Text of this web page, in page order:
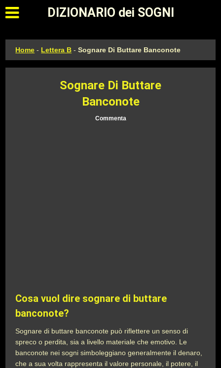
Apri il menu principale
DIZIONARIO dei SOGNI
Home - Lettera B -Sognare Di Buttare Banconote
Sognare Di Buttare
Banconote
Commenta
Cosa vuol dire sognare di buttare
banconote?
Sognare di buttare banconote può riflettere un senso di
spreco o perdita, sia a livello materiale che emotivo. Le
banconote nei sogni simboleggiano generalmente il denaro,
che a sua volta rappresenta il valore personale, il potere, il